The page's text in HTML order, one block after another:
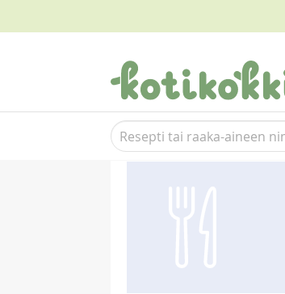
Suosittelemme myös